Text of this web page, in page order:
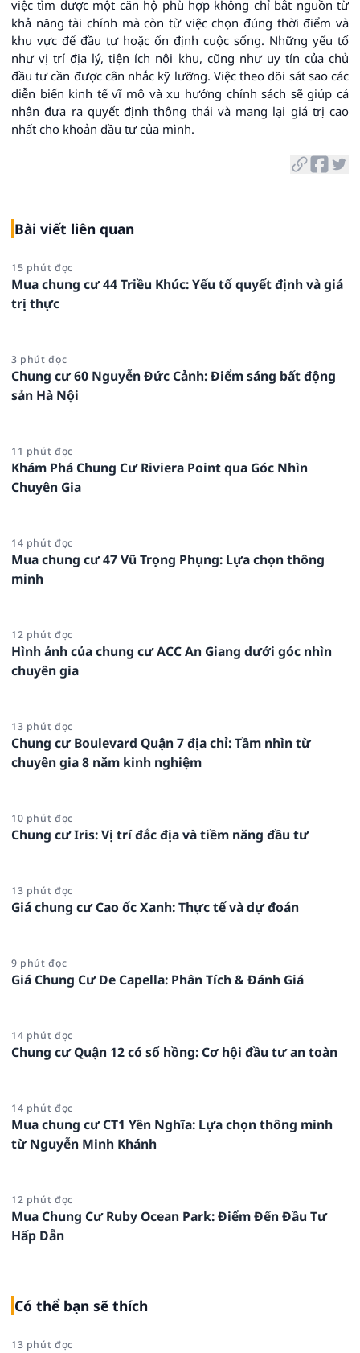
việc tìm được một căn hộ phù hợp không chỉ bắt nguồn từ
khả năng tài chính mà còn từ việc chọn đúng thời điểm và
khu vực để đầu tư hoặc ổn định cuộc sống. Những yếu tố
như vị trí địa lý, tiện ích nội khu, cũng như uy tín của chủ
đầu tư cần được cân nhắc kỹ lưỡng. Việc theo dõi sát sao các
diễn biến kinh tế vĩ mô và xu hướng chính sách sẽ giúp cá
nhân đưa ra quyết định thông thái và mang lại giá trị cao
nhất cho khoản đầu tư của mình.
Bài viết liên quan
15 phút đọc
Mua chung cư 44 Triều Khúc: Yếu tố quyết định và giá
trị thực
3 phút đọc
Chung cư 60 Nguyễn Đức Cảnh: Điểm sáng bất động
sản Hà Nội
11 phút đọc
Khám Phá Chung Cư Riviera Point qua Góc Nhìn
Chuyên Gia
14 phút đọc
Mua chung cư 47 Vũ Trọng Phụng: Lựa chọn thông
minh
12 phút đọc
Hình ảnh của chung cư ACC An Giang dưới góc nhìn
chuyên gia
13 phút đọc
Chung cư Boulevard Quận 7 địa chỉ: Tầm nhìn từ
chuyên gia 8 năm kinh nghiệm
10 phút đọc
Chung cư Iris: Vị trí đắc địa và tiềm năng đầu tư
13 phút đọc
Giá chung cư Cao ốc Xanh: Thực tế và dự đoán
9 phút đọc
Giá Chung Cư De Capella: Phân Tích & Đánh Giá
14 phút đọc
Chung cư Quận 12 có sổ hồng: Cơ hội đầu tư an toàn
14 phút đọc
Mua chung cư CT1 Yên Nghĩa: Lựa chọn thông minh
từ Nguyễn Minh Khánh
12 phút đọc
Mua Chung Cư Ruby Ocean Park: Điểm Đến Đầu Tư
Hấp Dẫn
Có thể bạn sẽ thích
13 phút đọc